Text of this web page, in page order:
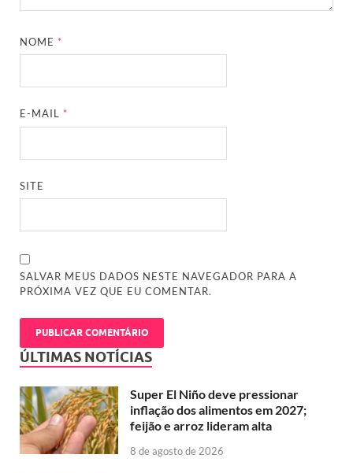
NOME*
E-MAIL*
SITE
SALVAR MEUS DADOS NESTE NAVEGADOR PARA A
PRÓXIMA VEZ QUE EU COMENTAR.
ÚLTIMAS NOTÍCIAS
Super El Niño deve pressionar
inflação dos alimentos em 2027;
feijão e arroz lideram alta
8 de agosto de 2026